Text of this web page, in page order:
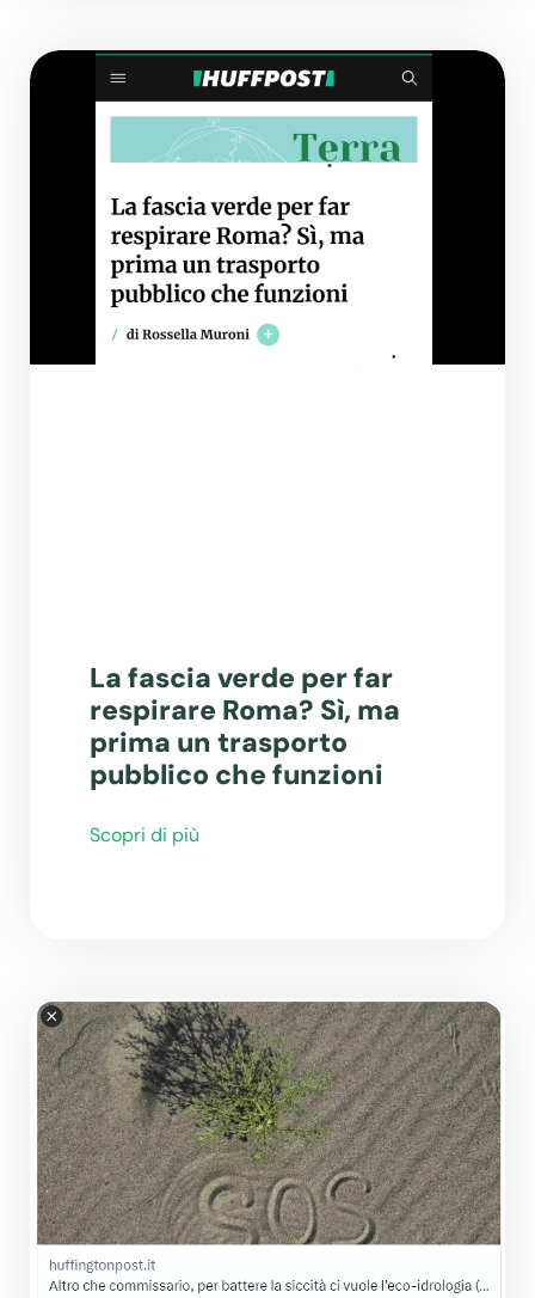
La fascia verde per far
respirare Roma? Sì, ma
prima un trasporto
pubblico che funzioni
Scopri di più